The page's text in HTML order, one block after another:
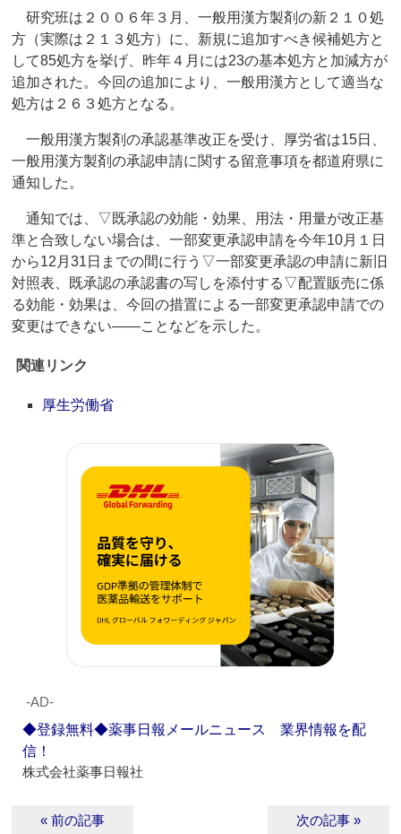
研究班は２００６年３月、一般用漢方製剤の新２１０処
方（実際は２１３処方）に、新規に追加すべき候補処方と
して85処方を挙げ、昨年４月には23の基本処方と加減方が
追加された。今回の追加により、一般用漢方として適当な
処方は２６３処方となる。
一般用漢方製剤の承認基準改正を受け、厚労省は15日、
一般用漢方製剤の承認申請に関する留意事項を都道府県に
通知した。
通知では、▽既承認の効能・効果、用法・用量が改正基
準と合致しない場合は、一部変更承認申請を今年10月１日
から12月31日までの間に行う▽一部変更承認の申請に新旧
対照表、既承認の承認書の写しを添付する▽配置販売に係
る効能・効果は、今回の措置による一部変更承認申請での
変更はできない――ことなどを示した。
関連リンク
厚生労働省
‐AD‐
◆登録無料◆薬事日報メールニュース 業界情報を配
信！
株式会社薬事日報社
« 前の記事 次の記事 »